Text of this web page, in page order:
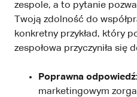
zespole, a to pytanie
Twoją zdolność do
konkretny przykład, który
zespołowa przyczyniła się
Poprawna
marketingowym